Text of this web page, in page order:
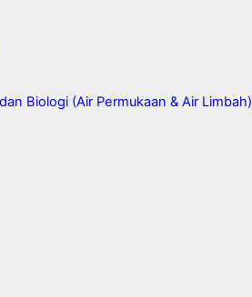
Biologi (Air Permukaan & Air Limbah)